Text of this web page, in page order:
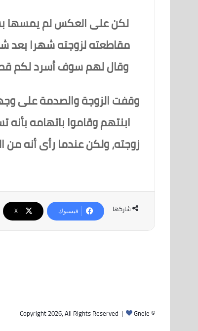
لكن على العكس لم يمسها
مقاطعته لزوجته شهرا بعد
وقال لهم سوف أسرد لكم
وقفت الزوجة والصدمة على
ابنتهم وقاموا باتهامه
زوجته، ولكن عندما رأى أنه
شاركها فيسبوك ‫X
© Copyright 2026, All Rights Reserved |
Gneie